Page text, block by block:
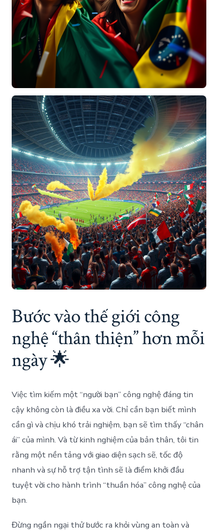
Bước vào thế giới công
nghệ “thân thiện” hơn mỗi
ngày 🌟
Việc tìm kiếm một “người bạn” công nghệ đáng tin
cậy không còn là điều xa vời. Chỉ cần bạn biết mình
cần gì và chịu khó trải nghiệm, bạn sẽ tìm thấy “chân
ái” của mình. Và từ kinh nghiệm của bản thân, tôi tin
rằng một nền tảng với giao diện sạch sẽ, tốc độ
nhanh và sự hỗ trợ tận tình sẽ là điểm khởi đầu
tuyệt vời cho hành trình “thuần hóa” công nghệ của
bạn.
Đừng ngần ngại thử bước ra khỏi vùng an toàn và